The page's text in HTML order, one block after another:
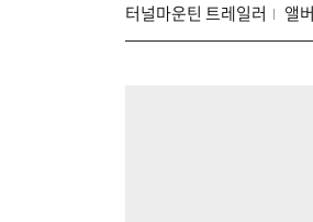
터널마운틴 트레일러 앨